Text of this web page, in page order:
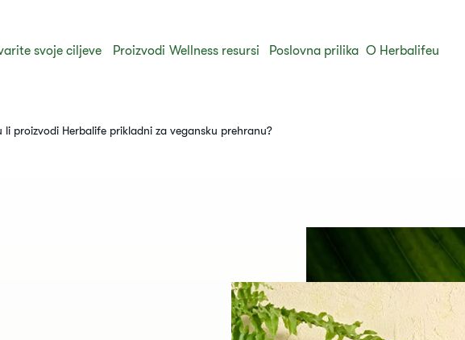
svoje ciljeve Proizvodi Wellness resursi Poslovna prilika O Herbalifeu
li proizvodi Herbalife prikladni za vegansku prehranu?